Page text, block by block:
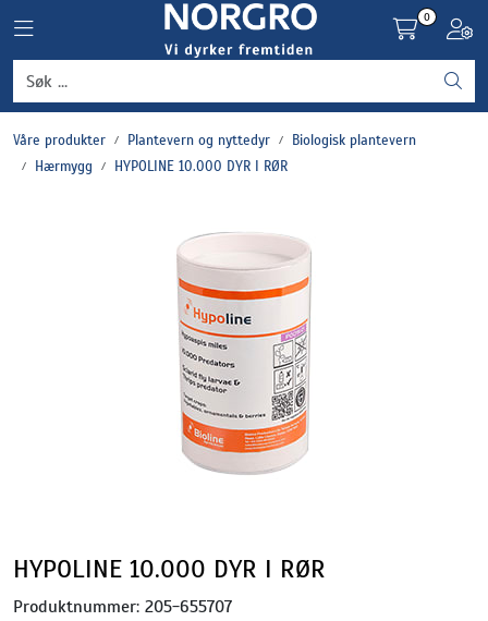
Toggle navigation
0
Våre produkter Plantevern og nyttedyr
Biologisk plantevern
Hærmygg
HYPOLINE 10.000 DYR I RØR
HYPOLINE 10.000 DYR I RØR
Produktnummer: 205-655707
Grønnsaker
Settepotet og setteløk
Plantevern og nyttedyr
Blomster, potter og brett